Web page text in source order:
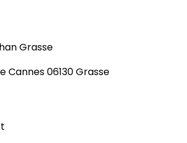
Grasse
Cannes 06130 Grasse